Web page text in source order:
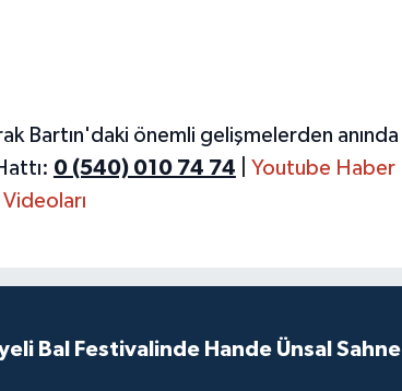
Bartın'daki önemli gelişmelerden anında
0 (540) 010 74 74
Youtube Haber
Videoları
Bal Festivalinde Hande Ünsal Sahne